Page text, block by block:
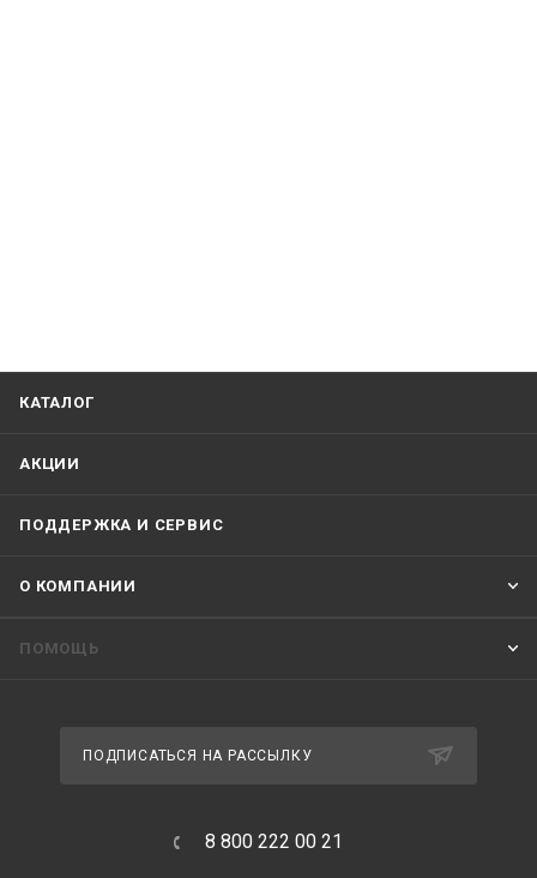
КАТАЛОГ
АКЦИИ
ПОДДЕРЖКА И СЕРВИС
О КОМПАНИИ
ПОМОЩЬ
ПОДПИСАТЬСЯ НА РАССЫЛКУ
8 800 222 00 21